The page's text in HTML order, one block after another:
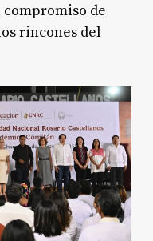
de
rincones del